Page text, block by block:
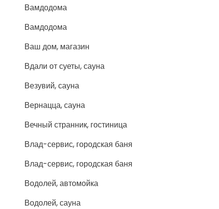
Вамдодома
Вамдодома
Ваш дом, магазин
Вдали от суеты, сауна
Везувий, сауна
Вернацца, сауна
Вечный странник, гостиница
Влад-сервис, городская баня
Влад-сервис, городская баня
Водолей, автомойка
Водолей, сауна